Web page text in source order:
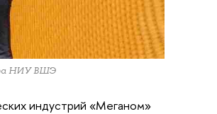
НИУ ВШЭ
индустрий «Меганом»